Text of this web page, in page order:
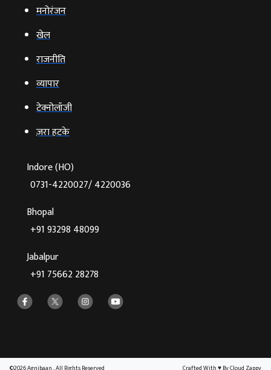
मनोरंजन
खेल
राजनीति
व्‍यापार
टेक्‍नोलॉजी
ज़रा हटके
Indore (HO)
0731-4220027/ 4220036
Bhopal
+91 93298 48099
Jabalpur
+91 75662 28278
©2026 Agnibaan , All Rights Reserved Crafted With♥By Cloud Zappy